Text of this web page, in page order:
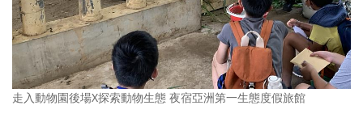
走入動物園後場X探索動物生態 夜宿亞洲第一生態度假旅館